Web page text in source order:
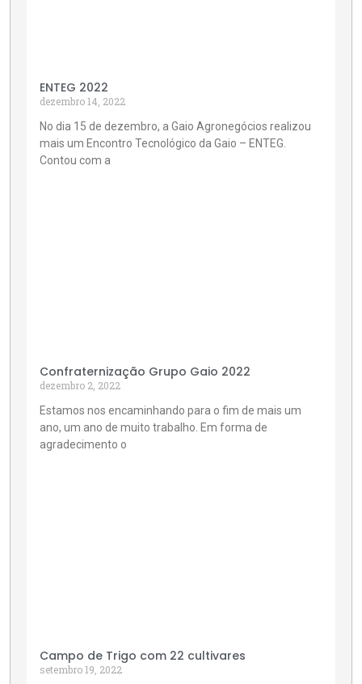
ENTEG 2022
dezembro 14, 2022
No dia 15 de dezembro, a Gaio Agronegócios realizou
mais um Encontro Tecnológico da Gaio – ENTEG.
Contou com a
Confraternização Grupo Gaio 2022
dezembro 2, 2022
Estamos nos encaminhando para o fim de mais um
ano, um ano de muito trabalho. Em forma de
agradecimento o
Campo de Trigo com 22 cultivares
setembro 19, 2022